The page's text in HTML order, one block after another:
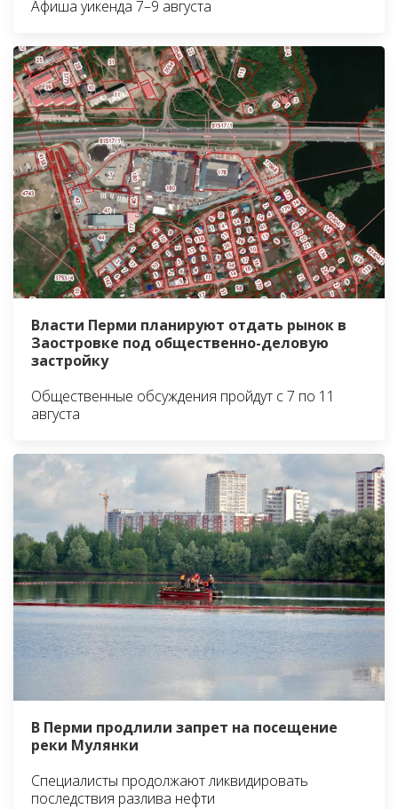
Афиша уикенда 7–9 августа
Власти Перми планируют отдать рынок в
Заостровке под общественно-деловую
застройку
Общественные обсуждения пройдут с 7 по 11
августа
В Перми продлили запрет на посещение
реки Мулянки
Специалисты продолжают ликвидировать
последствия разлива нефти